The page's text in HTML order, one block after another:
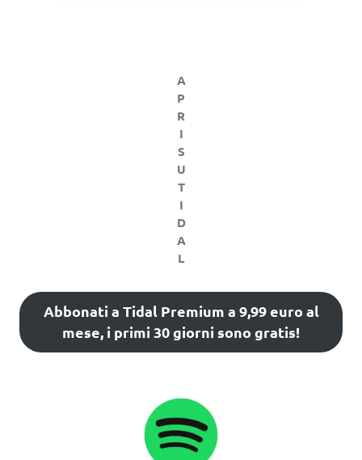
A
P
R
I
S
U
T
I
D
A
L
Abbonati a Tidal Premium a 9,99 euro al
mese, i primi 30 giorni sono gratis!